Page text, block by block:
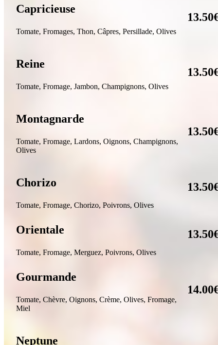
Capricieuse
Tomate, Fromages, Thon, Câpres, Persillade, Olives
Reine
Tomate, Fromage, Jambon, Champignons, Olives
Montagnarde
Tomate, Fromage, Lardons, Oignons, Champignons,
Olives
Chorizo
Tomate, Fromage, Chorizo, Poivrons, Olives
Orientale
Tomate, Fromage, Merguez, Poivrons, Olives
Gourmande
Tomate, Chèvre, Oignons, Crème, Olives, Fromage,
Miel
Neptune